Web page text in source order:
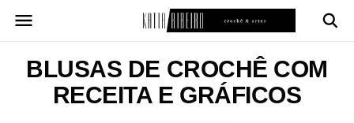
para
conteúdoBLUSAS DE CROCHÊ COM
RECEITA E GRÁFICOS